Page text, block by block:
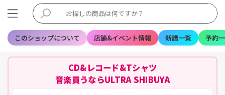
このショップについて 店舗&イベント情報 新譜一覧 予約
CD&レコード&Tシャツ
音楽買うならULTRA SHIBUYA